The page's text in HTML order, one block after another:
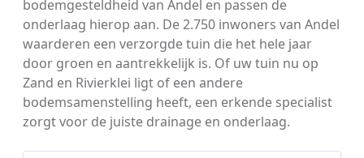
bodemgesteldheid van Andel en passen de
onderlaag hierop aan. De 2.750 inwoners van Andel
waarderen een verzorgde tuin die het hele jaar
door groen en aantrekkelijk is. Of uw tuin nu op
Zand en Rivierklei ligt of een andere
bodemsamenstelling heeft, een erkende specialist
zorgt voor de juiste drainage en onderlaag.